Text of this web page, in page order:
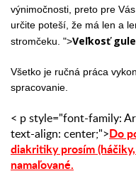
výnimočnosti, preto pre
určite poteší, že má len a
stromčeku. ">Veľkosť
Všetko je ručná práca
spracovanie.
< p style="font-family:
text-align: center;">Do
diakritiky prosím
namaľované.